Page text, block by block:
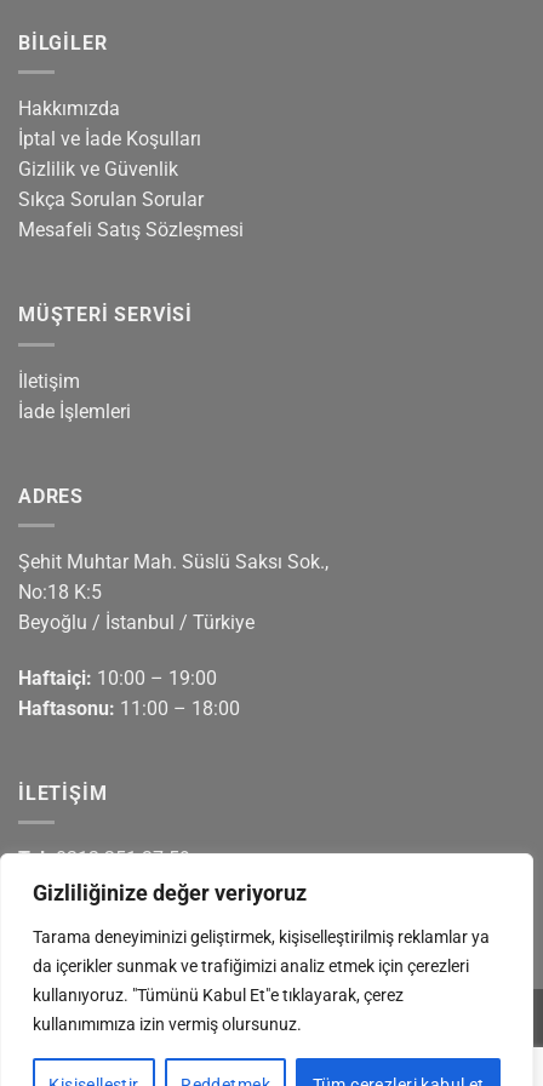
Gizliliğinize değer veriyoruz
Tarama deneyiminizi geliştirmek, kişiselleştirilmiş reklamlar ya
da içerikler sunmak ve trafiğimizi analiz etmek için çerezleri
kullanıyoruz. "Tümünü Kabul Et"e tıklayarak, çerez
kullanımımıza izin vermiş olursunuz.
BILGILER
Hakkımızda
İptal ve İade Koşulları
Gizlilik ve Güvenlik
Sıkça Sorulan Sorular
Mesafeli Satış Sözleşmesi
MÜŞTERI SERVISI
İletişim
İade İşlemleri
ADRES
Şehit Muhtar Mah. Süslü Saksı Sok.,
No:18 K:5
Beyoğlu / İstanbul / Türkiye
Haftaiçi: 10:00 – 19:00
Haftasonu: 11:00 – 18:00
İLETIŞIM
Tel:0212 251 37 59
Tel:0532 636 32 41